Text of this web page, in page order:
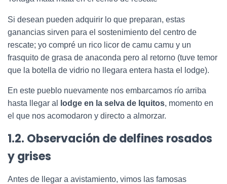
Si desean pueden adquirir lo que preparan, estas
ganancias sirven para el sostenimiento del centro de
rescate; yo compré un rico licor de camu camu y un
frasquito de grasa de anaconda pero al retorno (tuve temor
que la botella de vidrio no llegara entera hasta el lodge).
En este pueblo nuevamente nos embarcamos río arriba
hasta llegar al
lodge en la selva de Iquitos, momento en
el que nos acomodaron y directo a almorzar.
1.2. Observación de delfines rosados
y grises
Antes de llegar a avistamiento, vimos las famosas